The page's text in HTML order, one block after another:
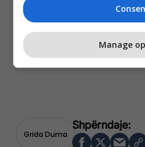
Grida Duma
Manage